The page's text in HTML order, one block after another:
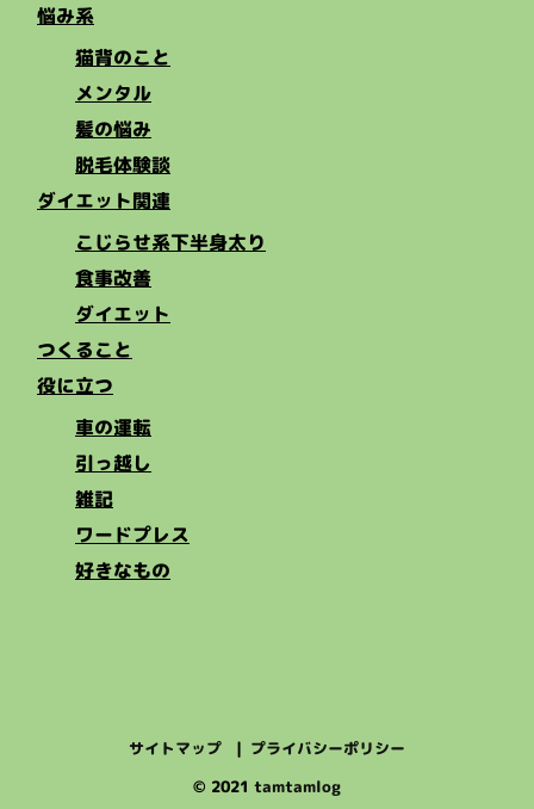
悩み系
猫背のこと
メンタル
髪の悩み
脱毛体験談
ダイエット関連
こじらせ系下半身太り
食事改善
ダイエット
つくること
役に立つ
車の運転
引っ越し
雑記
ワードプレス
好きなもの
サイトマップ
プライバシーポリシー
© 2021 tamtamlog